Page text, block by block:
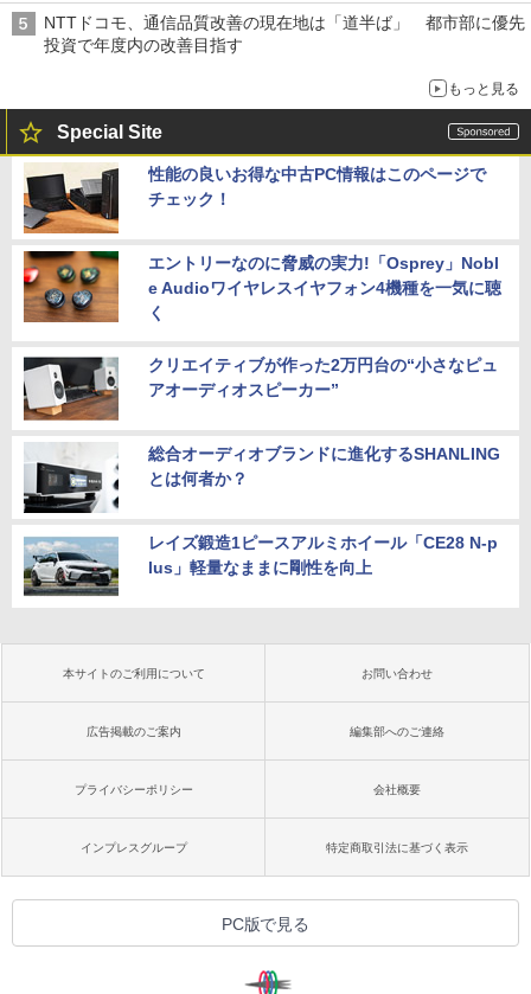
NTTドコモ、通信品質改善の現在地は「道半ば」 都市部に優先
投資で年度内の改善目指す
もっと見る
Special Site
性能の良いお得な中古PC情報はこのページで
チェック！
エントリーなのに脅威の実力!「Osprey」Nobl
e Audioワイヤレスイヤフォン4機種を一気に聴
く
クリエイティブが作った2万円台の“小さなピュ
アオーディオスピーカー”
総合オーディオブランドに進化するSHANLING
とは何者か？
レイズ鍛造1ピースアルミホイール「CE28 N-p
lus」軽量なままに剛性を向上
本サイトのご利用について お問い合わせ
広告掲載のご案内 編集部へのご連絡
プライバシーポリシー 会社概要
インプレスグループ 特定商取引法に基づく表示
PC版で見る